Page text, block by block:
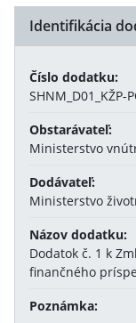
Identifikácia
Číslo dodatku:
SHNM_D01_KŽP-
Obstarávateľ:
Ministerstvo
Dodávateľ:
Ministerstvo
Názov dodatku:
Dodatok č. 1 k
finančného
Poznámka: